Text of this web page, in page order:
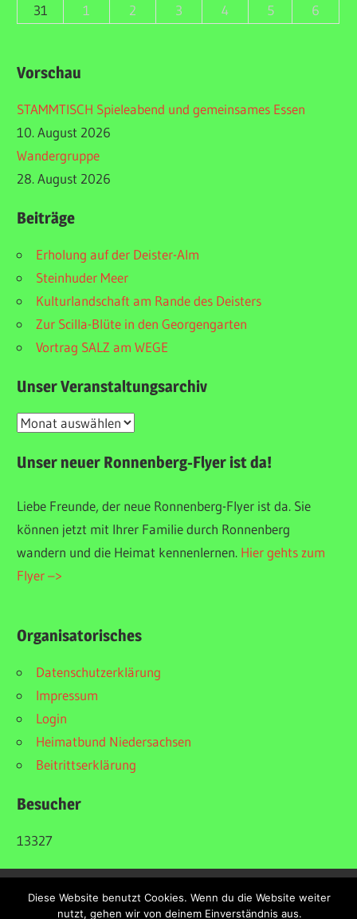
31
1 2 3 4 5 6
Vorschau
STAMMTISCH Spieleabend und gemeinsames Essen
10. August 2026
Wandergruppe
28. August 2026
Beiträge
Erholung auf der Deister-Alm
Steinhuder Meer
Kulturlandschaft am Rande des Deisters
Zur Scilla-Blüte in den Georgengarten
Vortrag SALZ am WEGE
Unser Veranstaltungsarchiv
Unser
Unser neuer Ronnenberg-Flyer ist da!
Liebe Freunde, der neue Ronnenberg-Flyer ist da. Sie
können jetzt mit Ihrer Familie durch Ronnenberg
wandern und die Heimat kennenlernen. Hier gehts zum
Flyer –>
Organisatorisches
Datenschutzerklärung
Impressum
Login
Heimatbund Niedersachsen
Beitrittserklärung
Besucher
13327
Diese Website benutzt Cookies. Wenn du die Website weiter
nutzt, gehen wir von deinem Einverständnis aus.